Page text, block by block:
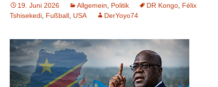
19. Juni 2026 Allgemein Politik DR Kongo Félix
Tshisekedi Fußball USA DerYoyo74